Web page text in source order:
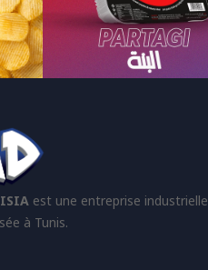
est une entreprise industrielle
à Tunis.